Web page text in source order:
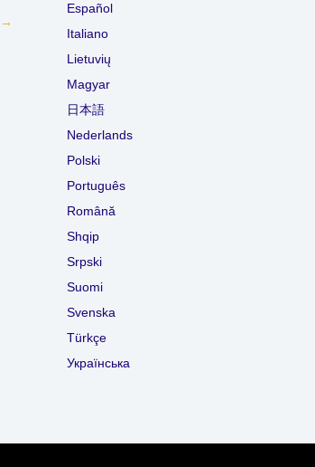
→
Español
Italiano
Lietuvių
Magyar
日本語
Nederlands
Polski
Português
Română
Shqip
Srpski
Suomi
Svenska
Türkçe
Українська